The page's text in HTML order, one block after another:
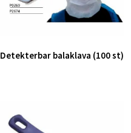
Detekterbar balaklava (100 st)